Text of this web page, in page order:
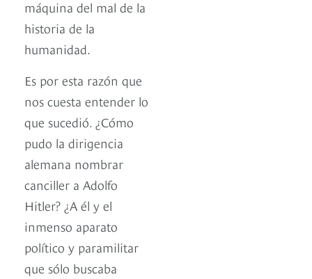
máquina del mal de la
historia de la
humanidad.
Es por esta razón que
nos cuesta entender lo
que sucedió. ¿Cómo
pudo la dirigencia
alemana nombrar
canciller a Adolfo
Hitler? ¿A él y el
inmenso aparato
político y paramilitar
que sólo buscaba